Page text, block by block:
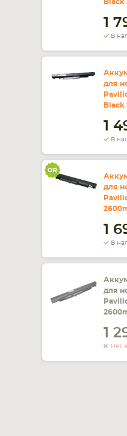
Black
1
В
для
Black
1
В
для
1
В
для
1
Нет